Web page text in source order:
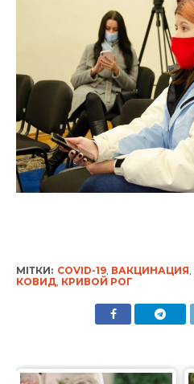
МІТКИ: COVID-19, ВАКЦИНАЦИЯ
КОВИД, КРИВОЙ РОГ